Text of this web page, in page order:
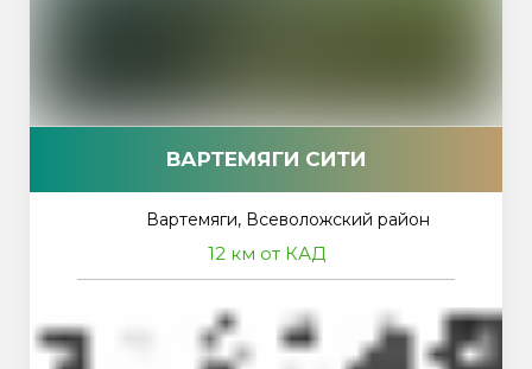
ВАРТЕМЯГИ СИТИ
Вартемяги, Всеволожский район
12 км от КАД